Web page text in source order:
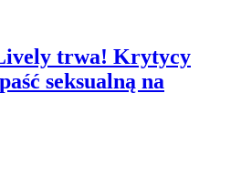
trwa! Krytycy
seksualną na